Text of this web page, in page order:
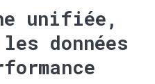
unifiée,
données